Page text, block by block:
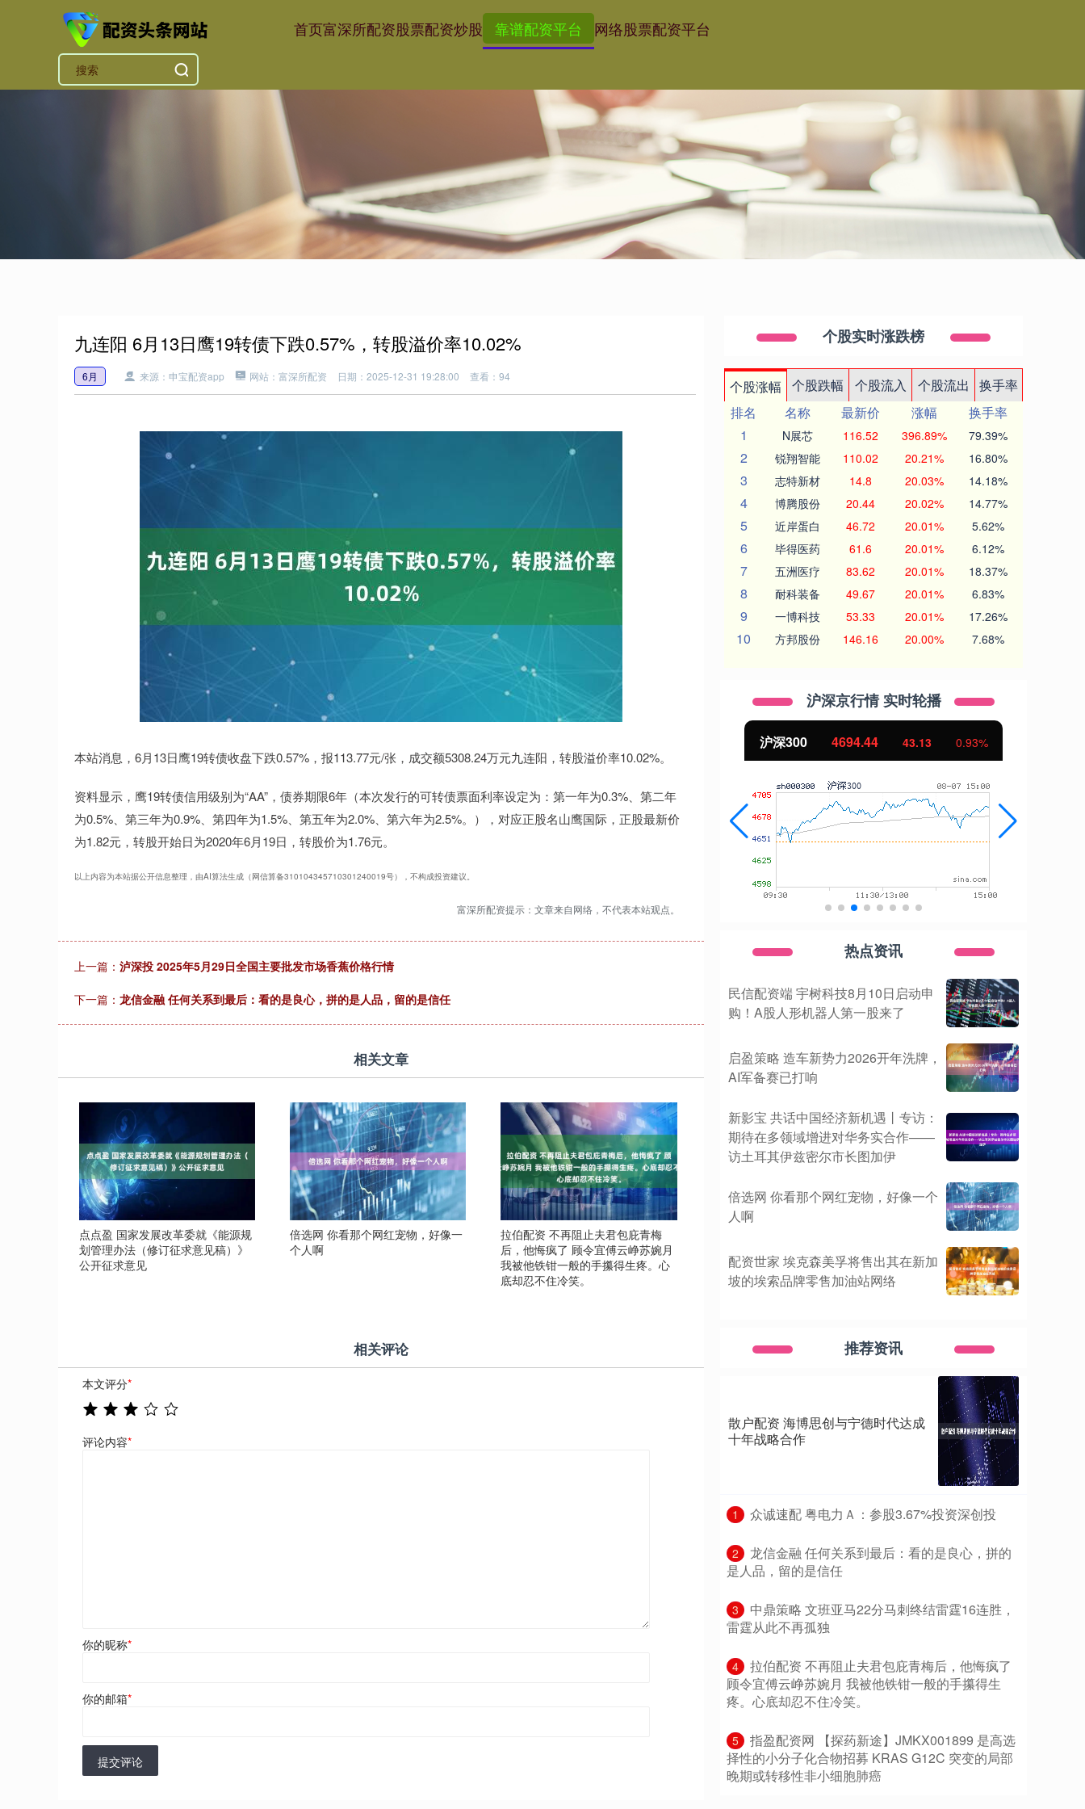
首页富深所配资股票配资炒股 靠谱配资平台 网络股票配资平台
九连阳 6月13日鹰19转债下跌0.57%，转股溢价率10.02%
6月 来源：申宝配资app 网站：富深所配资 日期：2025-12-31 19:28:00 查看：94
本站消息，6月13日鹰19转债收盘下跌0.57%，报113.77元/张，成交额5308.24万元九连阳，转股溢价率10.02%。
资料显示，鹰19转债信用级别为“AA”，债券期限6年（本次发行的可转债票面利率设定为：第一年为0.3%、第二年
为0.5%、第三年为0.9%、第四年为1.5%、第五年为2.0%、第六年为2.5%。），对应正股名山鹰国际，正股最新价
为1.82元，转股开始日为2020年6月19日，转股价为1.76元。
以上内容为本站据公开信息整理，由AI算法生成（网信算备310104345710301240019号），不构成投资建议。
富深所配资提示：文章来自网络，不代表本站观点。
上一篇： 泸深投 2025年5月29日全国主要批发市场香蕉价格行情
下一篇： 龙信金融 任何关系到最后：看的是良心，拼的是人品，留的是信任
相关文章
点点盈 国家发展改革委就《能源规
划管理办法（修订征求意见稿）》
公开征求意见
倍选网 你看那个网红宠物，好像一
个人啊
拉伯配资 不再阻止夫君包庇青梅
后，他悔疯了 顾令宜傅云峥苏婉月
我被他铁钳一般的手攥得生疼。心
底却忍不住冷笑。
相关评论
本文评分*
评论内容*
你的昵称*
你的邮箱*
提交评论
个股实时涨跌榜
个股涨幅 个股跌幅 个股流入 个股流出
换手率
排名
名称 最新价 涨幅
换手率
1
N展芯 116.52 396.89% 79.39%
2 锐翔智能 110.02 20.21% 16.80%
3 志特新材 14.8 20.03% 14.18%
4 博腾股份 20.44 20.02% 14.77%
5 近岸蛋白 46.72 20.01% 5.62%
6 毕得医药 61.6 20.01% 6.12%
7 五洲医疗 83.62 20.01% 18.37%
8 耐科装备 49.67 20.01% 6.83%
9 一博科技 53.33 20.01% 17.26%
10 方邦股份 146.16 20.00% 7.68%
沪深京行情 实时轮播
北证50 1134.24 11.37 1.01%
热点资讯
民信配资端 宇树科技8月10日启动申
购！A股人形机器人第一股来了
启盈策略 造车新势力2026开年洗牌，
AI军备赛已打响
新影宝 共话中国经济新机遇丨专访：
期待在多领域增进对华务实合作——
访土耳其伊兹密尔市长图加伊
倍选网 你看那个网红宠物，好像一个
人啊
配资世家 埃克森美孚将售出其在新加
坡的埃索品牌零售加油站网络
推荐资讯
散户配资 海博思创与宁德时代达成
十年战略合作
1 ​众诚速配 粤电力Ａ：参股3.67%投资深创投
2
​龙信金融 任何关系到最后：看的是良心，拼的
是人品，留的是信任
3
​中鼎策略 文班亚马22分马刺终结雷霆16连胜，
雷霆从此不再孤独
4
​拉伯配资 不再阻止夫君包庇青梅后，他悔疯了
顾令宜傅云峥苏婉月 我被他铁钳一般的手攥得生
疼。心底却忍不住冷笑。
5
​指盈配资网 【探药新途】JMKX001899 是高选
择性的小分子化合物招募 KRAS G12C 突变的局部
晚期或转移性非小细胞肺癌